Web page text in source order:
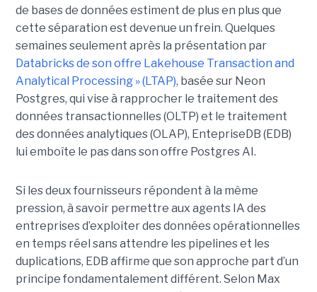
de bases de données estiment de plus en plus que
cette séparation est devenue un frein. Quelques
semaines seulement après la présentation par
Databricks de son offre Lakehouse Transaction and
Analytical Processing » (LTAP), basée sur Neon
Postgres, qui vise à rapprocher le traitement des
données transactionnelles (OLTP) et le traitement
des données analytiques (OLAP), EntepriseDB (EDB)
lui emboîte le pas dans son offre Postgres AI.
Si les deux fournisseurs répondent à la même
pression, à savoir permettre aux agents IA des
entreprises d’exploiter des données opérationnelles
en temps réel sans attendre les pipelines et les
duplications, EDB affirme que son approche part d’un
principe fondamentalement différent. Selon Max